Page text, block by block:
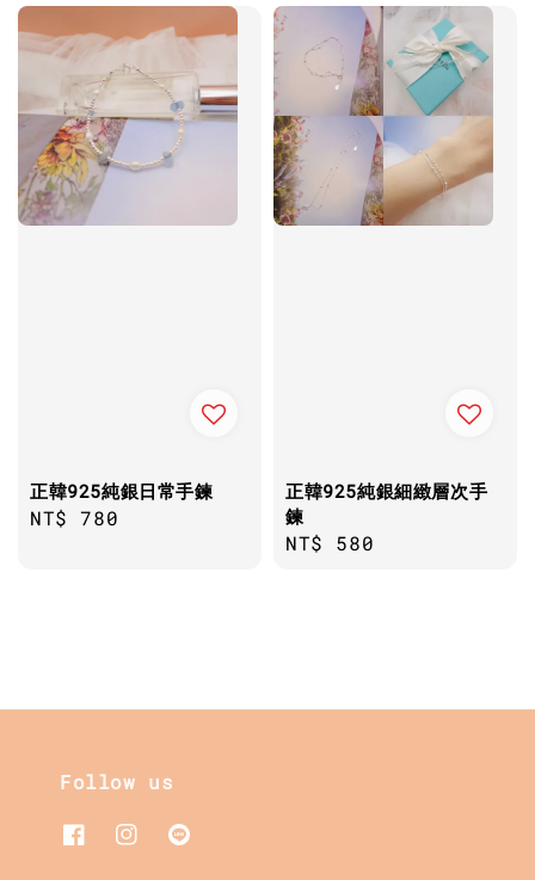
正韓925純銀日常手鍊
Regular
NT$ 780
正韓925純銀細緻層次手
鍊
Regular
NT$ 580
Follow us